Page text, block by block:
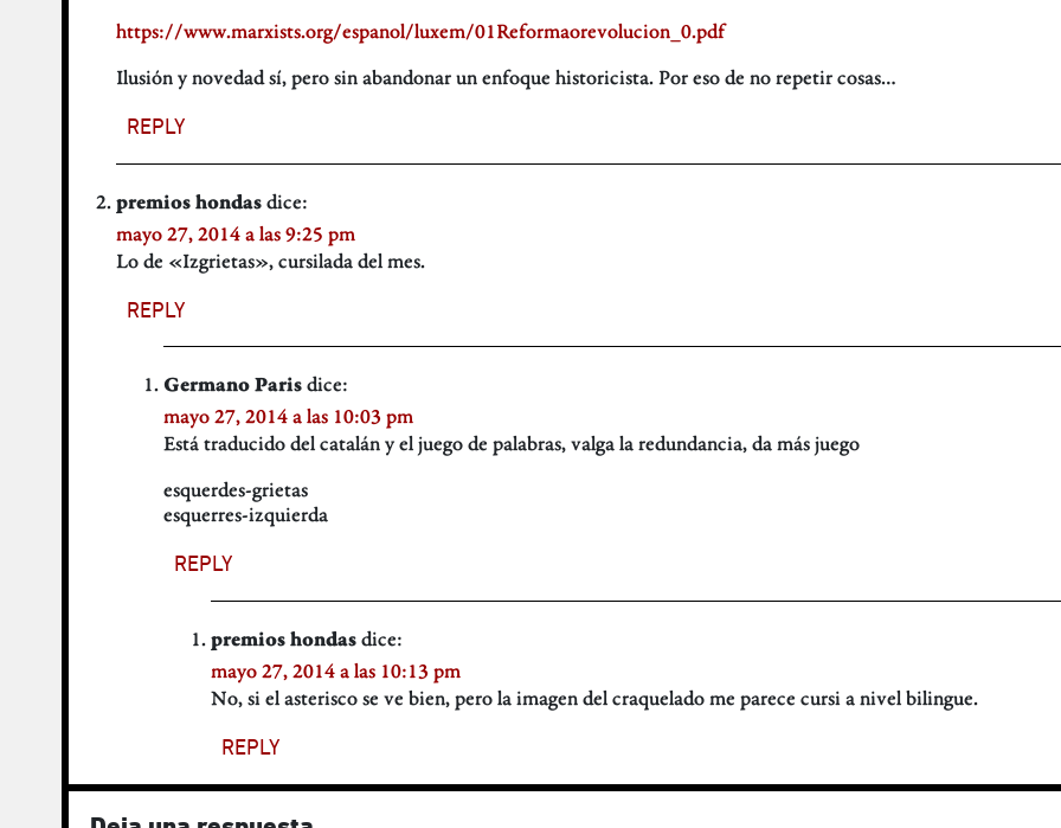
https://www.marxists.org/espanol/luxem/01Reformaorevolucion_0.pdf
Ilusión y novedad sí, pero sin abandonar un enfoque historicista. Por eso de no repetir cosas…
REPLY
premios hondasdice:
mayo 27, 2014 a las 9:25 pm
Lo de «Izgrietas», cursilada del mes.
REPLY
Germano Parisdice:
mayo 27, 2014 a las 10:03 pm
Está traducido del catalán y el juego de palabras, valga la redundancia, da más juego
esquerdes-grietas
esquerres-izquierda
REPLY
premios hondasdice:
mayo 27, 2014 a las 10:13 pm
No, si el asterisco se ve bien, pero la imagen del craquelado me parece cursi a nivel bilingue.
REPLY